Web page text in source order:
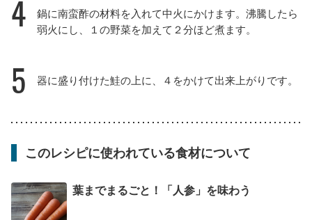
4
鍋に南蛮酢の材料を入れて中火にかけます。沸騰したら
弱火にし、１の野菜を加えて２分ほど煮ます。
5 器に盛り付けた鮭の上に、４をかけて出来上がりです。
このレシピに使われている食材について
葉までまるごと！「人参」を味わう